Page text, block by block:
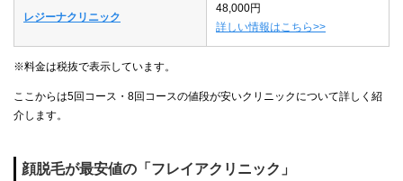
レジーナクリニック
48,000円
詳しい情報はこちら>>
※料金は税抜で表示しています。
ここからは5回コース・8回コースの値段が安いクリニックについて詳しく紹
介します。
顔脱毛が最安値の「フレイアクリニック」